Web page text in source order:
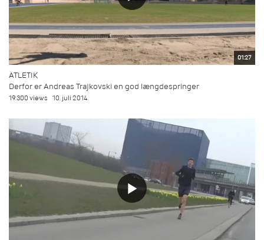
01:27
ATLETIK
Derfor er Andreas Trajkovski en god længdespringer
19.300 views 10. juli 2014